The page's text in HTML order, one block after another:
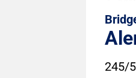
245/